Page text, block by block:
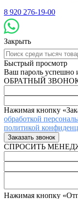
8 920 276-19-00
Закрыть
Быстрый просмотр
Ваш пароль успешно
ОБРАТНЫЙ
Нажимая кнопку
обработкой
политикой
СПРОСИТЬ
Нажимая кнопку